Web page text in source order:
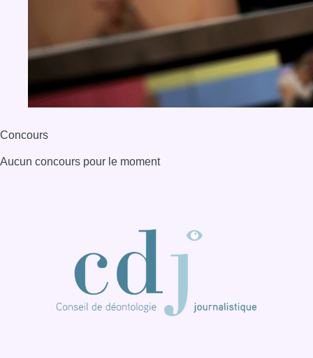
Concours
Aucun concours pour le moment